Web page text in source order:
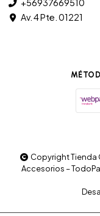
+56937669510
Av. 4 Pte. 01221
Copyright Tienda
Accesorios –